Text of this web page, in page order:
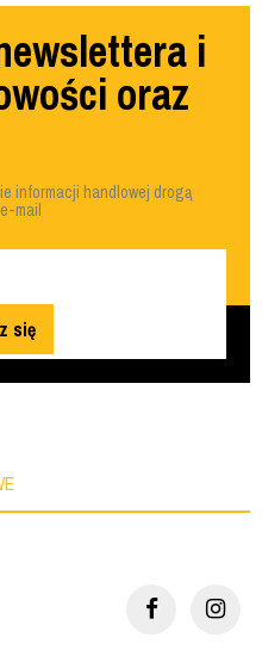
i
oraz
informacji handlowej drogą
mail
się